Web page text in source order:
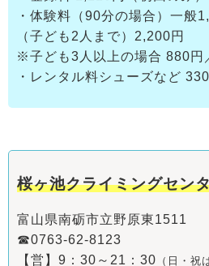
・体験料（90分の場合）一般
（子ども2人まで）2,200円
※子ども3人以上の場合 880円
・レンタル料シューズなど
桜ヶ池クライミングセン
富山県南砺市立野原東1511
☎0763-62-8123
【営】9：30～21：30 （日・祝